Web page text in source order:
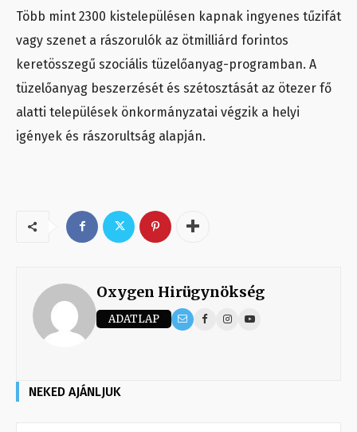
Több mint 2300 kistelepülésen kapnak ingyenes tűzifát
vagy szenet a rászorulók az ötmilliárd forintos
keretösszegű szociális tüzelőanyag-programban. A
tüzelőanyag beszerzését és szétosztását az ötezer fő
alatti települések önkormányzatai végzik a helyi
igények és rászorultság alapján.
Oxygen Hirügynökség
ADATLAP
NEKED AJÁNLJUK